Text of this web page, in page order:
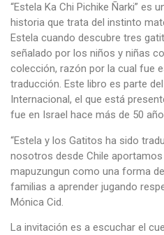
“Estela Ka Chi Pichike Ñarki” es
historia que trata del instinto
Estela cuando descubre tres
señalado por los niños y niñas
colección, razón por la cual fue
traducción. Este libro es parte
Internacional, el que está
fue en Israel hace más de 50
“Estela y los Gatitos ha sido
nosotros desde Chile
mapuzungun como una forma
familias a aprender jugando
Mónica Cid.
La invitación es a escuchar el